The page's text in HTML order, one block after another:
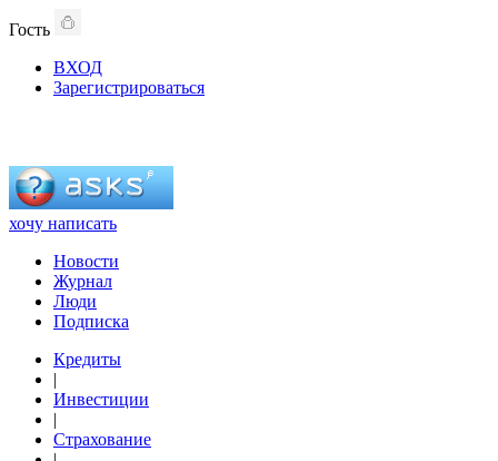
Гость
ВХОД
Зарегистрироваться
хочу написать
Новости
Журнал
Люди
Подписка
Кредиты
|
Инвестиции
|
Страхование